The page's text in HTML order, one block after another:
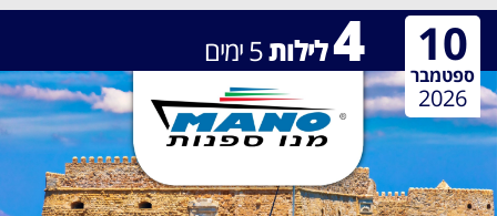
4לילות5ימים 10
ספטמבר
2026